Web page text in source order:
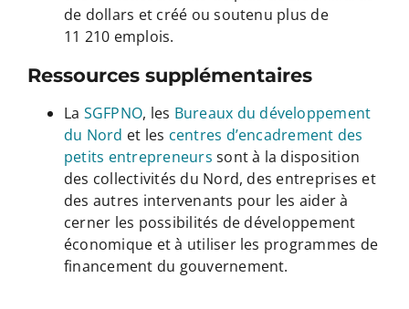
de dollars et créé ou soutenu plus de
11 210 emplois.
Ressources supplémentaires
La SGFPNO, les Bureaux du développement
du Nord et les centres d’encadrement des
petits entrepreneurs sont à la disposition
des collectivités du Nord, des entreprises et
des autres intervenants pour les aider à
cerner les possibilités de développement
économique et à utiliser les programmes de
financement du gouvernement.